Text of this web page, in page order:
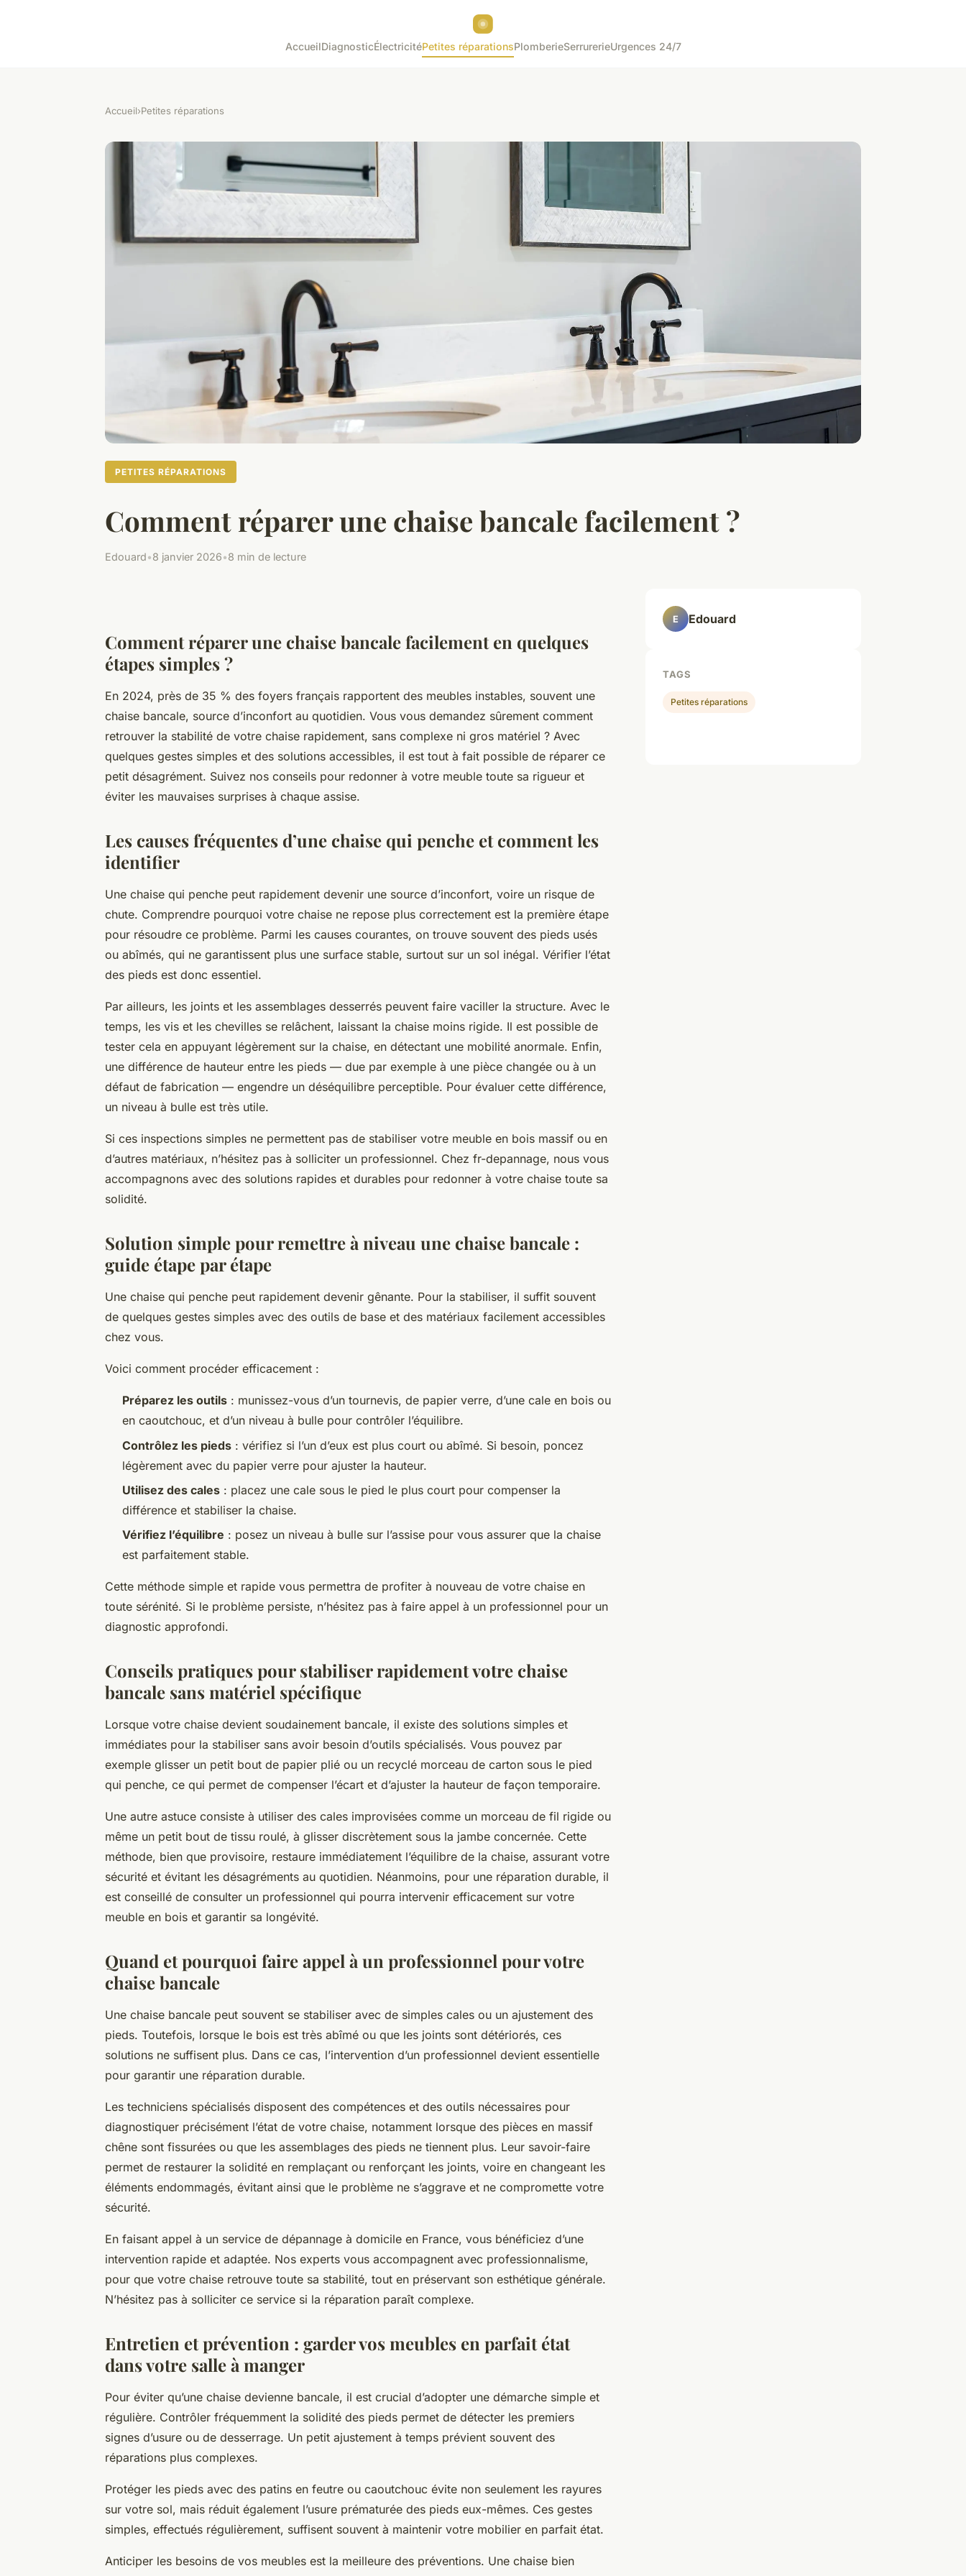
AccueilDiagnosticÉlectricitéPetites réparationsPlomberieSerrurerieUrgences 24/7
Accueil›Petites réparations
PETITES RÉPARATIONS
Comment réparer une chaise bancale facilement ?
Edouard•8 janvier 2026•8 min de lecture
Comment réparer une chaise bancale facilement en quelques
étapes simples ?
En 2024, près de 35 % des foyers français rapportent des meubles instables, souvent une
chaise bancale, source d’inconfort au quotidien. Vous vous demandez sûrement comment
retrouver la stabilité de votre chaise rapidement, sans complexe ni gros matériel ? Avec
quelques gestes simples et des solutions accessibles, il est tout à fait possible de réparer ce
petit désagrément. Suivez nos conseils pour redonner à votre meuble toute sa rigueur et
éviter les mauvaises surprises à chaque assise.
Les causes fréquentes d’une chaise qui penche et comment les
identifier
Une chaise qui penche peut rapidement devenir une source d’inconfort, voire un risque de
chute. Comprendre pourquoi votre chaise ne repose plus correctement est la première étape
pour résoudre ce problème. Parmi les causes courantes, on trouve souvent des pieds usés
ou abîmés, qui ne garantissent plus une surface stable, surtout sur un sol inégal. Vérifier l’état
des pieds est donc essentiel.
Par ailleurs, les joints et les assemblages desserrés peuvent faire vaciller la structure. Avec le
temps, les vis et les chevilles se relâchent, laissant la chaise moins rigide. Il est possible de
tester cela en appuyant légèrement sur la chaise, en détectant une mobilité anormale. Enfin,
une différence de hauteur entre les pieds — due par exemple à une pièce changée ou à un
défaut de fabrication — engendre un déséquilibre perceptible. Pour évaluer cette différence,
un niveau à bulle est très utile.
Si ces inspections simples ne permettent pas de stabiliser votre meuble en bois massif ou en
d’autres matériaux, n’hésitez pas à solliciter un professionnel. Chez fr-depannage, nous vous
accompagnons avec des solutions rapides et durables pour redonner à votre chaise toute sa
solidité.
Solution simple pour remettre à niveau une chaise bancale :
guide étape par étape
Une chaise qui penche peut rapidement devenir gênante. Pour la stabiliser, il suffit souvent
de quelques gestes simples avec des outils de base et des matériaux facilement accessibles
chez vous.
Voici comment procéder efficacement :
Préparez les outils : munissez-vous d’un tournevis, de papier verre, d’une cale en bois ou
en caoutchouc, et d’un niveau à bulle pour contrôler l’équilibre.
Contrôlez les pieds : vérifiez si l’un d’eux est plus court ou abîmé. Si besoin, poncez
légèrement avec du papier verre pour ajuster la hauteur.
Utilisez des cales : placez une cale sous le pied le plus court pour compenser la
différence et stabiliser la chaise.
Vérifiez l’équilibre : posez un niveau à bulle sur l’assise pour vous assurer que la chaise
est parfaitement stable.
Cette méthode simple et rapide vous permettra de profiter à nouveau de votre chaise en
toute sérénité. Si le problème persiste, n’hésitez pas à faire appel à un professionnel pour un
diagnostic approfondi.
Conseils pratiques pour stabiliser rapidement votre chaise
bancale sans matériel spécifique
Lorsque votre chaise devient soudainement bancale, il existe des solutions simples et
immédiates pour la stabiliser sans avoir besoin d’outils spécialisés. Vous pouvez par
exemple glisser un petit bout de papier plié ou un recyclé morceau de carton sous le pied
qui penche, ce qui permet de compenser l’écart et d’ajuster la hauteur de façon temporaire.
Une autre astuce consiste à utiliser des cales improvisées comme un morceau de fil rigide ou
même un petit bout de tissu roulé, à glisser discrètement sous la jambe concernée. Cette
méthode, bien que provisoire, restaure immédiatement l’équilibre de la chaise, assurant votre
sécurité et évitant les désagréments au quotidien. Néanmoins, pour une réparation durable, il
est conseillé de consulter un professionnel qui pourra intervenir efficacement sur votre
meuble en bois et garantir sa longévité.
Quand et pourquoi faire appel à un professionnel pour votre
chaise bancale
Une chaise bancale peut souvent se stabiliser avec de simples cales ou un ajustement des
pieds. Toutefois, lorsque le bois est très abîmé ou que les joints sont détériorés, ces
solutions ne suffisent plus. Dans ce cas, l’intervention d’un professionnel devient essentielle
pour garantir une réparation durable.
Les techniciens spécialisés disposent des compétences et des outils nécessaires pour
diagnostiquer précisément l’état de votre chaise, notamment lorsque des pièces en massif
chêne sont fissurées ou que les assemblages des pieds ne tiennent plus. Leur savoir-faire
permet de restaurer la solidité en remplaçant ou renforçant les joints, voire en changeant les
éléments endommagés, évitant ainsi que le problème ne s’aggrave et ne compromette votre
sécurité.
En faisant appel à un service de dépannage à domicile en France, vous bénéficiez d’une
intervention rapide et adaptée. Nos experts vous accompagnent avec professionnalisme,
pour que votre chaise retrouve toute sa stabilité, tout en préservant son esthétique générale.
N’hésitez pas à solliciter ce service si la réparation paraît complexe.
Entretien et prévention : garder vos meubles en parfait état
dans votre salle à manger
Pour éviter qu’une chaise devienne bancale, il est crucial d’adopter une démarche simple et
régulière. Contrôler fréquemment la solidité des pieds permet de détecter les premiers
signes d’usure ou de desserrage. Un petit ajustement à temps prévient souvent des
réparations plus complexes.
Protéger les pieds avec des patins en feutre ou caoutchouc évite non seulement les rayures
sur votre sol, mais réduit également l’usure prématurée des pieds eux-mêmes. Ces gestes
simples, effectués régulièrement, suffisent souvent à maintenir votre mobilier en parfait état.
Anticiper les besoins de vos meubles est la meilleure des préventions. Une chaise bien
E Edouard
TAGS
Petites réparations